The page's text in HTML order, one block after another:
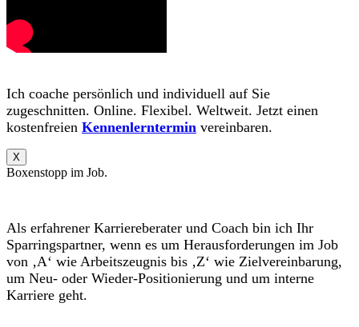
Ich coache persönlich und individuell auf Sie
zugeschnitten. Online. Flexibel. Weltweit. Jetzt einen
kostenfreien Kennenlerntermin vereinbaren.
X
Boxenstopp im Job.
Als erfahrener Karriereberater und Coach bin ich Ihr
Sparringspartner, wenn es um Herausforderungen im Job
von ‚A‘ wie Arbeitszeugnis bis ‚Z‘ wie Zielvereinbarung,
um Neu- oder Wieder-Positionierung und um interne
Karriere geht.